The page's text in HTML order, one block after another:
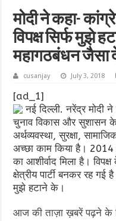
मोदी ने कहा-
विपक्ष सिर्फ मुझे
महागठबंधन जैसा
cusanjay July 3, 2018
[ad_1]
नई दिल्ली. नरेंद्र मोदी
चुनाव विकास और सुशासन के
अर्थव्यवस्था, सुरक्षा,
अच्छा काम किया है।
का आशीर्वाद मिला है।
क्षेत्रीय पार्टी बनकर रह गई
मुझे हटाने के।
आज की ताज़ा ख़बरें पढ़ने के